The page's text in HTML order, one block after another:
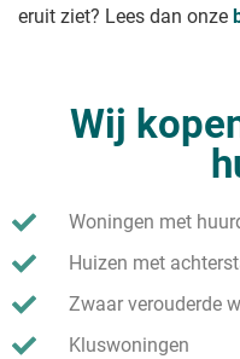
eruit ziet? Lees dan onze
Wij
Woningen met
Huizen met
Zwaar verouderde
Kluswoningen